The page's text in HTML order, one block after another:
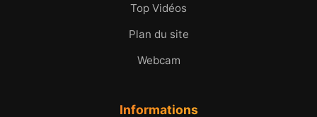
Top Vidéos
Plan du site
Webcam
Informations